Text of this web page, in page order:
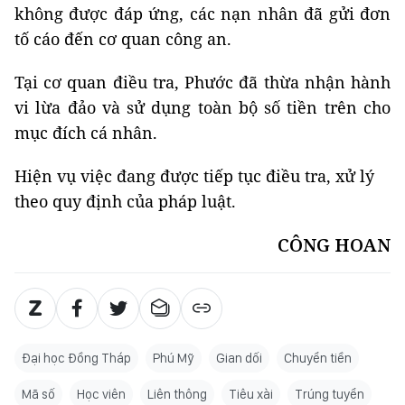
không được đáp ứng, các nạn nhân đã gửi đơn
tố cáo đến cơ quan công an.
Tại cơ quan điều tra, Phước đã thừa nhận hành
vi lừa đảo và sử dụng toàn bộ số tiền trên cho
mục đích cá nhân.
Hiện vụ việc đang được tiếp tục điều tra, xử lý
theo quy định của pháp luật.
CÔNG HOAN
Đại học Đồng Tháp Phú Mỹ Gian dối Chuyển tiền
Mã số Học viên Liên thông Tiêu xài Trúng tuyển